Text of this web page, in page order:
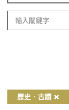
歷史．古蹟